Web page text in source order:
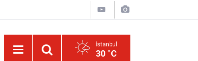
İstanbul
30 °C